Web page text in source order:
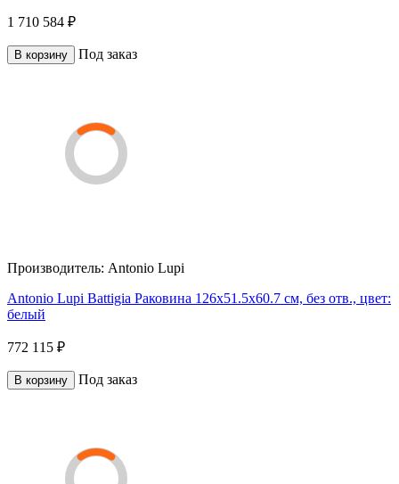
1 710 584 ₽
В корзину Под заказ
Производитель: Antonio Lupi
Antonio Lupi Battigia Раковина 126х51.5х60.7 см, без отв., цвет:
белый
772 115 ₽
В корзину Под заказ